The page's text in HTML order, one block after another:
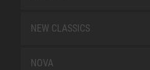
NEW CLASSICS
NOVA